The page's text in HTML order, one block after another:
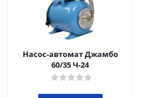
Насос-автомат Джамбо
60/35 Ч-24